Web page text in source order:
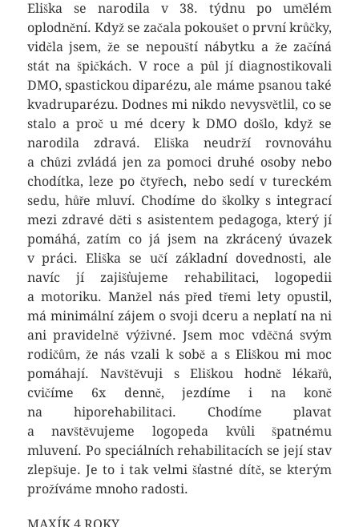
Eliška se narodila v 38. týdnu po umělém
oplodnění. Když se začala pokoušet o první krůčky,
viděla jsem, že se nepouští nábytku a že začíná
stát na špičkách. V roce a půl jí diagnostikovali
DMO, spastickou diparézu, ale máme psanou také
kvadruparézu. Dodnes mi nikdo nevysvětlil, co se
stalo a proč u mé dcery k DMO došlo, když se
narodila zdravá. Eliška neudrží rovnováhu
a chůzi zvládá jen za pomoci druhé osoby nebo
chodítka, leze po čtyřech, nebo sedí v tureckém
sedu, hůře mluví. Chodíme do školky s integrací
mezi zdravé děti s asistentem pedagoga, který jí
pomáhá, zatím co já jsem na zkrácený úvazek
v práci. Eliška se učí základní dovednosti, ale
navíc jí zajišťujeme rehabilitaci, logopedii
a motoriku. Manžel nás před třemi lety opustil,
má minimální zájem o svoji dceru a neplatí na ni
ani pravidelně výživné. Jsem moc vděčná svým
rodičům, že nás vzali k sobě a s Eliškou mi moc
pomáhají. Navštěvuji s Eliškou hodně lékařů,
cvičíme 6x denně, jezdíme i na koně
na hiporehabilitaci. Chodíme plavat
a navštěvujeme logopeda kvůli špatnému
mluvení. Po speciálních rehabilitacích se její stav
zlepšuje. Je to i tak velmi šťastné dítě, se kterým
prožíváme mnoho radosti.